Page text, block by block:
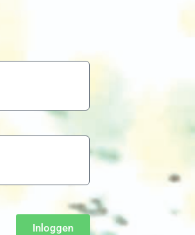
Inloggen